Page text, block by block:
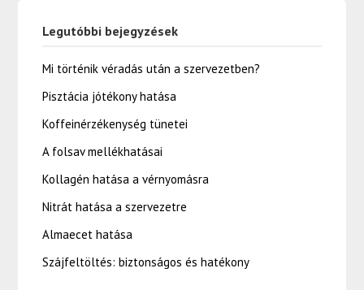
Legutóbbi bejegyzések
Mi történik véradás után a szervezetben?
Pisztácia jótékony hatása
Koffeinérzékenység tünetei
A folsav mellékhatásai
Kollagén hatása a vérnyomásra
Nitrát hatása a szervezetre
Almaecet hatása
Szájfeltöltés: biztonságos és hatékony